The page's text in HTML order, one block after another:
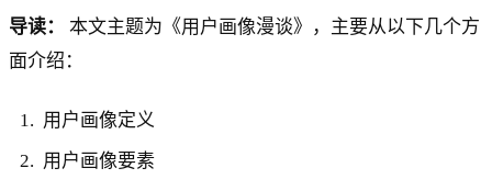
导读：
本文主题为《用户画像漫谈》，主要从以下几个方
面介绍：
用户画像定义
用户画像要素